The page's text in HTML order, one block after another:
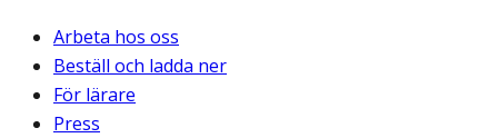
Arbeta hos oss
Beställ och ladda ner
För lärare
Press